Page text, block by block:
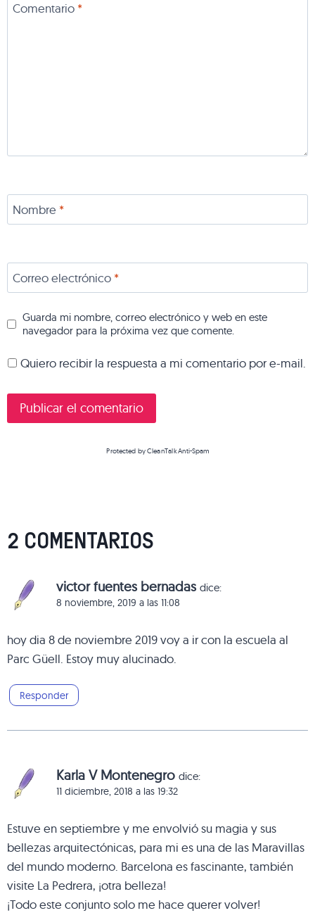
Comentario *
Nombre *
Correo electrónico *
Guarda mi nombre, correo electrónico y web en este
navegador para la próxima vez que comente.
Quiero recibir la respuesta a mi comentario por e-mail.
Protected byCleanTalk Anti-Spam
2 COMENTARIOS
victor fuentes bernadas dice:
8 noviembre, 2019 a las 11:08
hoy dia 8 de noviembre 2019 voy a ir con la escuela al
Parc Güell. Estoy muy alucinado.
Responder
Karla V Montenegro dice:
11 diciembre, 2018 a las 19:32
Estuve en septiembre y me envolvió su magia y sus
bellezas arquitectónicas, para mi es una de las Maravillas
del mundo moderno. Barcelona es fascinante, también
visite La Pedrera, ¡otra belleza!
¡Todo este conjunto solo me hace querer volver!